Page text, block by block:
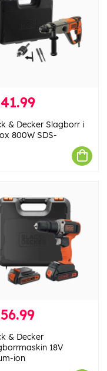
& Decker Slagborr i
800W SDS-
& Decker
18V
ion